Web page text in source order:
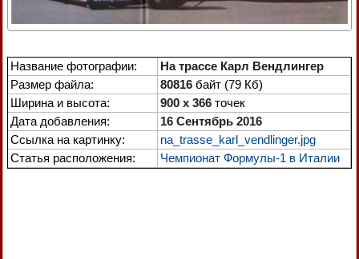
Название фотографии:
На трассе Карл Вендлингер
Размер файла:
80816 байт (79 Кб)
Ширина и высота:
900 x 366 точек
Дата добавления:
16 Сентябрь 2016
Ссылка на картинку:
na_trasse_karl_vendlinger.jpg
Статья расположения:
Чемпионат Формулы-1 в Италии